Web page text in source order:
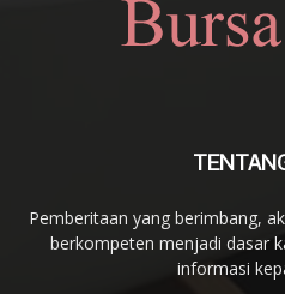
Pemberitaan yang berimbang,
berkompeten menjadi dasar
informasi